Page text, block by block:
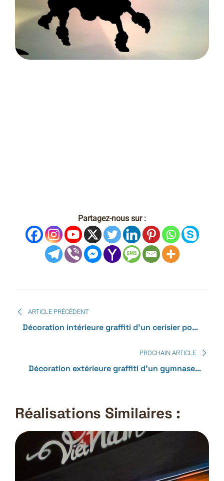
Partagez-nous sur :
ARTICLE PRÉCÈDENT
Décoration intérieure graffiti d’un cerisier pour
PROCHAIN ARTICLE
Décoration extérieure graffiti d’un gymnase –
Réalisations Similaires :